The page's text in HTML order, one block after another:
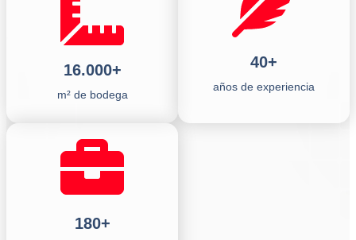
16.000+
m² de bodega
40+
años de experiencia
180+